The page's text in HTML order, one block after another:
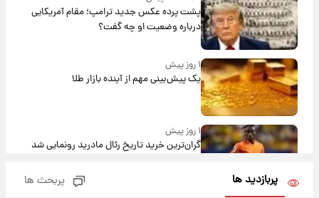
پشت پرده عکس جدید ترامپ؛ مقام آمریکایی
درباره وضعیت او چه گفت؟
۱ روز پیش
یک پیش‌بینی مهم از آینده بازار طلا
۱ روز پیش
گران‌ترین خرید تاریخ رئال مادرید رونمایی شد
پربازدید ها پربحث ها